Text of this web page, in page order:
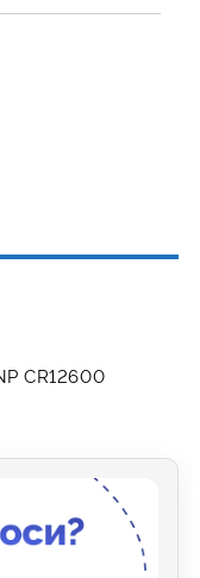
CR12600